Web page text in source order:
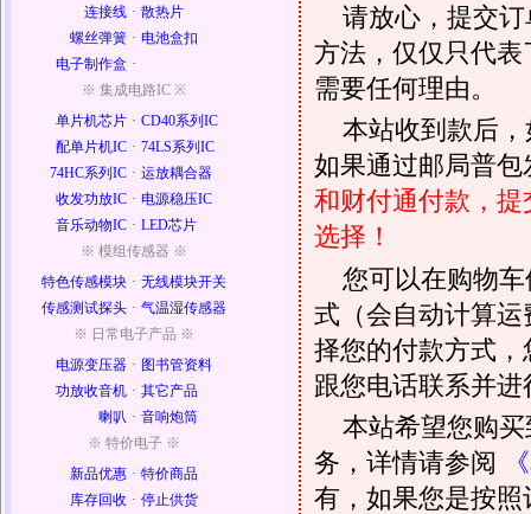
连接线 · 散热片
螺丝弹簧 · 电池盒扣
电子制作盒 ·
※ 集成电路IC ※
单片机芯片 · CD40系列IC
配单片机IC · 74LS系列IC
74HC系列IC · 运放耦合器
收发功放IC · 电源稳压IC
音乐动物IC · LED芯片
※ 模组传感器 ※
特色传感模块 · 无线模块开关
传感测试探头 · 气温湿传感器
※ 日常电子产品 ※
电源变压器 · 图书管资料
功放收音机 · 其它产品
喇叭 · 音响炮筒
※ 特价电子 ※
新品优惠 · 特价商品
库存回收 · 停止供货
请放心，提交
方法，仅仅只代
需要任何理由。
本站收到款后
如果通过邮局普包
和财付通付款，
选择！
您可以在购物
式（会自动计算
择您的付款方式
跟您电话联系并
本站希望您购
务，详情请参阅
有，如果您是按